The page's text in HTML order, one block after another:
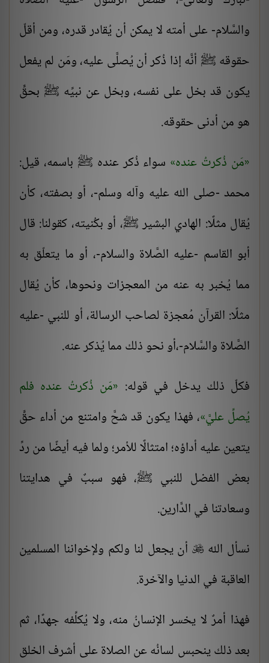
والسَّلام- على أمته لا يمكن أن يُقادر قدره، ومن أقلّ
حقوقه ﷺ أنَّه إذا ذُكر أن يُصلَّى عليه، ومَن لم يفعل
يكون قد بخل على نفسه، وبخل عن نبيِّه ﷺ بحقٍّ
هو من أدنى حقوقه.
مَن ذُكرتُ عنده سواء ذُكر عنده ﷺ باسمه، قيل:
محمد -صلى الله عليه وآله وسلم-، أو بصفته، كأن
يُقال مثلًا: الهادي البشير ﷺ، أو بكُنيته، كقولنا: قال
أبو القاسم -عليه الصَّلاة والسلام-، أو ما يتعلّق به
مما يُخبر به عنه من المعجزات ونحوها، كأن يُقال
مثلًا: القرآن مُعجزة لصاحب الرسالة، أو للنبي -عليه
الصَّلاة والسَّلام-،أو نحو ذلك مما يُذكر عنه.
فكلّ ذلك يدخل في قوله: مَن ذُكرتُ عنده فلم
يُصلِّ عليَّ ، فهذا يكون قد شحَّ وامتنع من أداء حقٍّ
يتعين عليه أداؤه؛ امتثالًا للأمر؛ ولما فيه أيضًا من ردِّ
بعض الفضل للنبي ﷺ، فهو سببٌ في هدايتنا
وسعادتنا في الدَّارين.
نسأل الله أن يجعل لنا ولكم ولإخواننا المسلمين
العاقبة في الدنيا والآخرة.
فهذا أمرٌ لا يخسر الإنسانُ منه، ولا يُكلِّفه جهدًا، ثم
بعد ذلك ينحبس لسانُه عن الصلاة على أشرف الخلق